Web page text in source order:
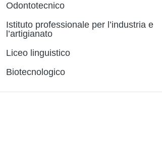
Odontotecnico
Istituto professionale per l’industria e
l’artigianato
Liceo linguistico
Biotecnologico